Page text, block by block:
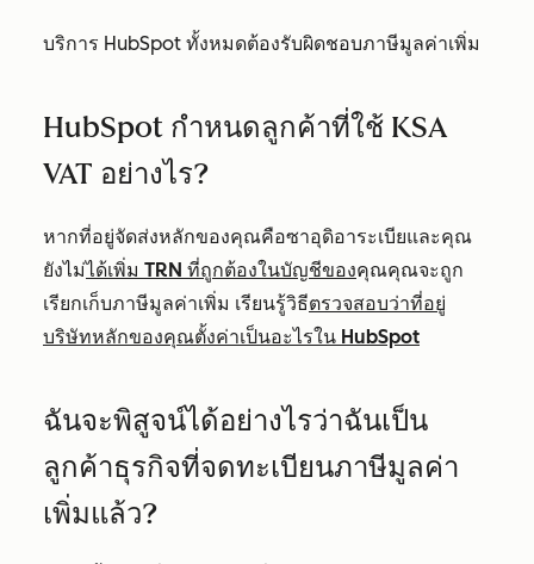
บริการ HubSpot ทั้งหมดต้องรับผิดชอบภาษีมูลค่าเพิ่ม
HubSpot กำหนดลูกค้าที่ใช้ KSA
VAT อย่างไร?
หากที่อยู่จัดส่งหลักของคุณคือซาอุดิอาระเบียและคุณ
ยังไม่ได้เพิ่ม TRN ที่ถูกต้องในบัญชีของคุณคุณจะถูก
เรียกเก็บภาษีมูลค่าเพิ่ม เรียนรู้วิธีตรวจสอบว่าที่อยู่
บริษัทหลักของคุณตั้งค่าเป็นอะไรใน HubSpot
ฉันจะพิสูจน์ได้อย่างไรว่าฉันเป็น
ลูกค้าธุรกิจที่จดทะเบียนภาษีมูลค่า
เพิ่มแล้ว?